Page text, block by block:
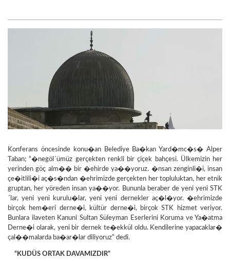
Konferans öncesinde konu�an Belediye Ba�kan Yard�mc�s� Alper
Taban; “�negöl´ümüz gerçekten renkli bir çiçek bahçesi. Ülkemizin her
yerinden göç alm�� bir �ehirde ya��yoruz. �nsan zenginli�i, insan
çe�itlili�i aç�s�ndan �ehrimizde gerçekten her topluluktan, her etnik
gruptan, her yöreden insan ya��yor. Bununla beraber de yeni yeni STK
´lar, yeni yeni kurulu�lar, yeni yeni dernekler aç�l�yor. �ehrimizde
birçok hem�eri derne�i, kültür derne�i, birçok STK hizmet veriyor.
Bunlara ilaveten Kanuni Sultan Süleyman Eserlerini Koruma ve Ya�atma
Derne�i olarak, yeni bir dernek te�ekkül oldu. Kendilerine yapacaklar�
çal��malarda ba�ar�lar diliyoruz” dedi.
“KUDÜS ORTAK DAVAMIZDIR”